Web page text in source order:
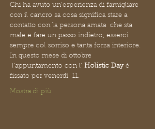
Chi ha avuto un’esperienza di famigliare
con il cancro sa cosa significa stare a
contatto con la persona amata  che sta
male e fare un passo indietro; esserci
sempre col sorriso e tanta forza interiore.
In questo mese di ottobre
l'appuntamento con l' Holistic Day è
fissato per venerdì  11.
Mostra di più